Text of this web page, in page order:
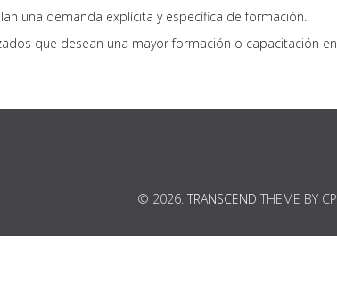
una demanda explícita y específica de formación.
que desean una mayor formación o capacitación
© 2026. TRANSCEND THEME BY